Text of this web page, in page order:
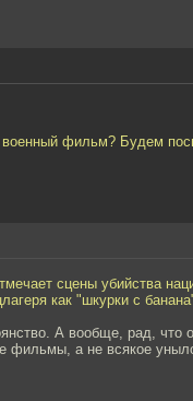
военный фильм? Будем
сцены убийства
как "шкурки с
А вообще, рад, что
фильмы, а не всякое